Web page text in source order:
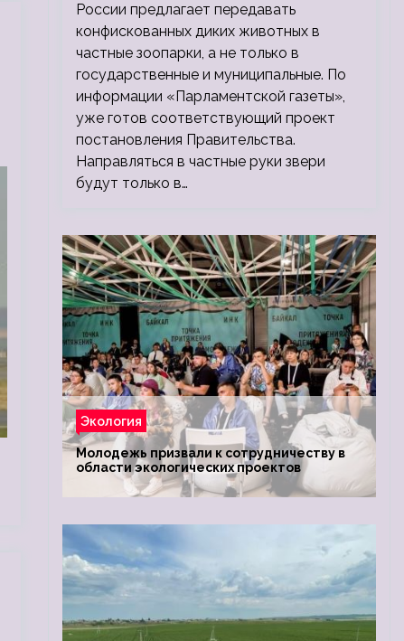
России предлагает передавать
конфискованных диких животных в
частные зоопарки, а не только в
государственные и муниципальные. По
информации «Парламентской газеты»,
уже готов соответствующий проект
постановления Правительства.
Направляться в частные руки звери
будут только в…
Экология
Молодежь призвали к сотрудничеству в
области экологических проектов